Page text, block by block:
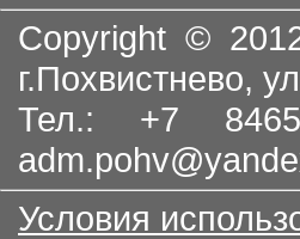
Copyright ©
г.Похвистнево,
Тел.: +7
Условия